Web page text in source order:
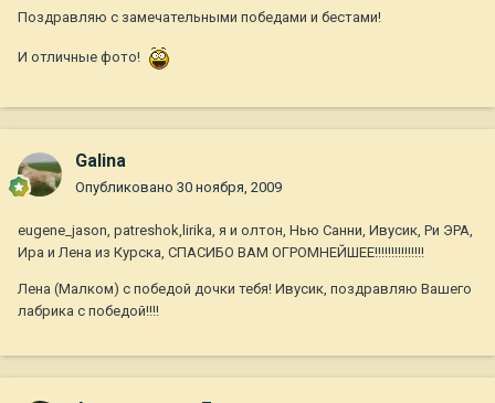
Поздравляю с замечательными победами и бестами!
И отличные фото!
Galina
Опубликовано 30 ноября, 2009
eugene_jason, patreshok,lirika, я и олтон, Нью Санни, Ивусик, Ри ЭРА,
Ира и Лена из Курска, СПАСИБО ВАМ ОГРОМНЕЙШЕЕ!!!!!!!!!!!!!!!
Лена (Малком) с победой дочки тебя! Ивусик, поздравляю Вашего
лабрика с победой!!!!